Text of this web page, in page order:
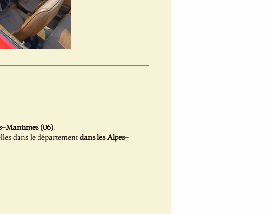
Maritimes (06).
dans le département dans les Alpes-